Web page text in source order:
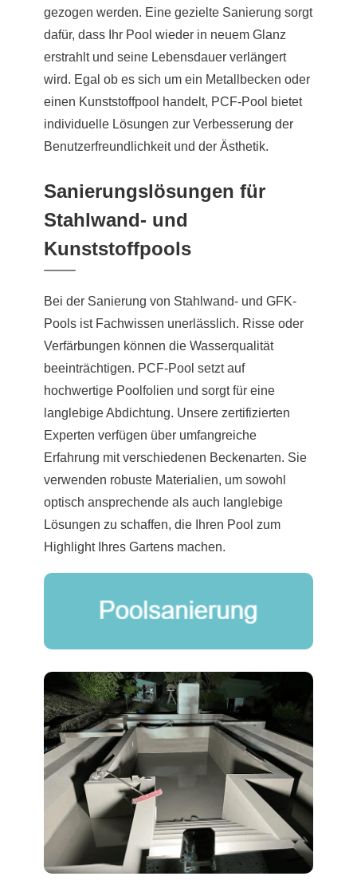
gezogen werden. Eine gezielte Sanierung sorgt
dafür, dass Ihr Pool wieder in neuem Glanz
erstrahlt und seine Lebensdauer verlängert
wird. Egal ob es sich um ein Metallbecken oder
einen Kunststoffpool handelt, PCF-Pool bietet
individuelle Lösungen zur Verbesserung der
Benutzerfreundlichkeit und der Ästhetik.
Sanierungslösungen für
Stahlwand- und
Kunststoffpools
Bei der Sanierung von Stahlwand- und GFK-
Pools ist Fachwissen unerlässlich. Risse oder
Verfärbungen können die Wasserqualität
beeinträchtigen. PCF-Pool setzt auf
hochwertige Poolfolien und sorgt für eine
langlebige Abdichtung. Unsere zertifizierten
Experten verfügen über umfangreiche
Erfahrung mit verschiedenen Beckenarten. Sie
verwenden robuste Materialien, um sowohl
optisch ansprechende als auch langlebige
Lösungen zu schaffen, die Ihren Pool zum
Highlight Ihres Gartens machen.